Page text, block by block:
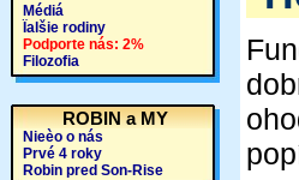
Médiá
Ïalšie rodiny
Podporte nás: 2%
Filozofia
ROBIN a MY
Nieèo o nás
Prvé 4 roky
Robin pred Son-Rise